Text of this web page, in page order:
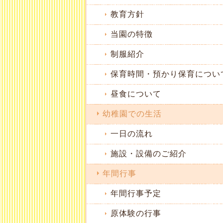
教育方針
当園の特徴
制服紹介
保育時間・預かり保育につい
昼食について
幼稚園での生活
一日の流れ
施設・設備のご紹介
年間行事
年間行事予定
原体験の行事